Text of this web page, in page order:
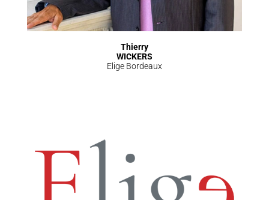
Thierry
WICKERS
Elige Bordeaux